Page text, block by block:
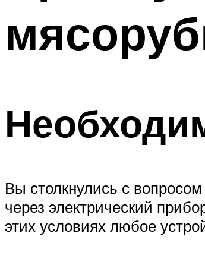
Вы столкнулись с
через электрический
этих условиях любое